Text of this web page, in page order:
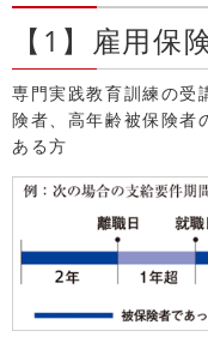
【1】雇用保
専門実践教育訓練の受
険者、高年齢被保険者
ある方